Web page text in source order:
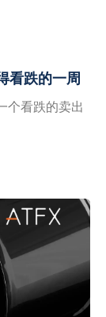
看跌的一周
个看跌的卖出